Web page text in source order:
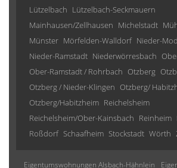
Lützelbach Lützelbach-Seckmauern
Mainhausen/Zellhausen Michelstadt
Münster Mörfelden-Walldorf Nieder-
Nieder-Ramstadt Niederwörresbach
Ober-Ramstadt / Rohrbach Otzberg
Otzberg / Nieder-Klingen Otzberg/
Otzberg/Habitzheim Reichelsheim
Reichelsheim/Ober-Kainsbach Reinheim
Roßdorf Schaafheim Stockstadt Wörth
Eigentumswohnungen Alsbach-Hähnlein